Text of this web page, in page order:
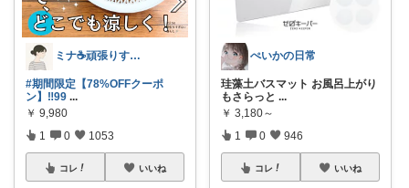
ミナ☕️頑張りすぎない暮らし🏠
#期間限定【78%OFFクーポ
ン】‼️99 ...
￥ 9,980
1 0 1053
コレ いいね
ぺいかの日常
珪藻土バスマット お風呂上がり
もさらっと ...
￥ 3,180～
1 0 946
コレ いいね